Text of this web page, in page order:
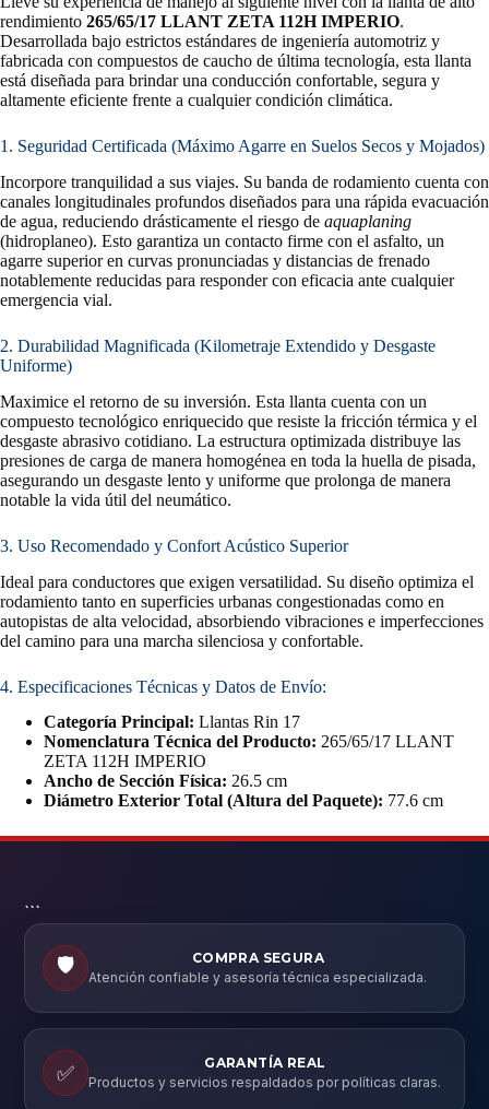
rendimiento 265/65/17 LLANT ZETA 112H IMPERIO.
Desarrollada bajo estrictos estándares de ingeniería automotriz y
fabricada con compuestos de caucho de última tecnología, esta llanta
está diseñada para brindar una conducción confortable, segura y
altamente eficiente frente a cualquier condición climática.
1. Seguridad Certificada (Máximo Agarre en Suelos Secos y Mojados)
Incorpore tranquilidad a sus viajes. Su banda de rodamiento cuenta con
canales longitudinales profundos diseñados para una rápida evacuación
de agua, reduciendo drásticamente el riesgo de aquaplaning
(hidroplaneo). Esto garantiza un contacto firme con el asfalto, un
agarre superior en curvas pronunciadas y distancias de frenado
notablemente reducidas para responder con eficacia ante cualquier
emergencia vial.
2. Durabilidad Magnificada (Kilometraje Extendido y Desgaste
Uniforme)
Maximice el retorno de su inversión. Esta llanta cuenta con un
compuesto tecnológico enriquecido que resiste la fricción térmica y el
desgaste abrasivo cotidiano. La estructura optimizada distribuye las
presiones de carga de manera homogénea en toda la huella de pisada,
asegurando un desgaste lento y uniforme que prolonga de manera
notable la vida útil del neumático.
3. Uso Recomendado y Confort Acústico Superior
Ideal para conductores que exigen versatilidad. Su diseño optimiza el
rodamiento tanto en superficies urbanas congestionadas como en
autopistas de alta velocidad, absorbiendo vibraciones e imperfecciones
del camino para una marcha silenciosa y confortable.
4. Especificaciones Técnicas y Datos de Envío:
Categoría Principal: Llantas Rin 17
Nomenclatura Técnica del Producto: 265/65/17 LLANT
ZETA 112H IMPERIO
Ancho de Sección Física: 26.5 cm
Diámetro Exterior Total (Altura del Paquete): 77.6 cm
```
🛡️
COMPRA SEGURA
Atención confiable y asesoría técnica especializada.
✅
GARANTÍA REAL
Productos y servicios respaldados por políticas claras.